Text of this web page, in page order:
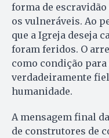
forma de
os vulneráveis. Ao
que a Igreja deseja
foram feridos. O
como condição
verdadeiramente
humanidade.
A mensagem final
de construtores de